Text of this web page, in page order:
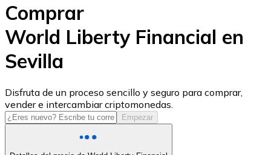
USD Coin
USDC
Comprar
World Liberty Financial en
Sevilla
Disfruta de un proceso sencillo y seguro para comprar,
vender e intercambiar criptomonedas.
Empezar